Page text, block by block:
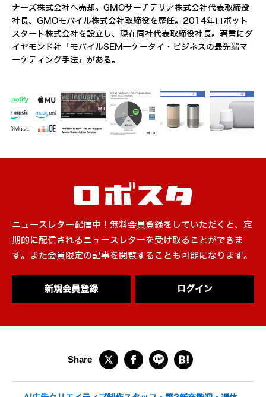
ナーズ株式会社へ売却。GMOサーチテリア株式会社代表取締役
社長、GMOモバイル株式会社取締役を歴任。2014年ロボット
スタート株式会社を設立し、現在同社代表取締役社長。著書にダ
イヤモンド社「モバイルSEM―ケータイ・ビジネスの最先端マ
ーケティング手法」がある。
ニュースレター配信中！無料会員登録をしていただくと、定
期的に配信されるニュースレターを受け取ることができま
す。また会員限定の記事を閲覧することも可能になります。
新規会員登録 ログイン